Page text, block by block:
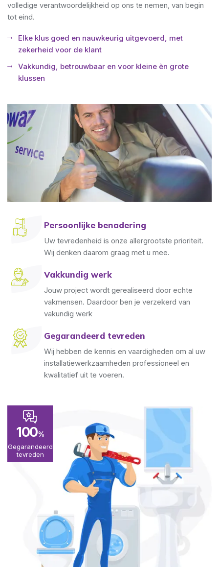
volledige verantwoordelijkheid op ons te nemen, van begin
tot eind.
Elke klus goed en nauwkeurig uitgevoerd, met
zekerheid voor de klant
Vakkundig, betrouwbaar en voor kleine èn grote
klussen
Persoonlijke benadering
Uw tevredenheid is onze allergrootste prioriteit.
Wij denken daarom graag met u mee.
Vakkundig werk
Jouw project wordt gerealiseerd door echte
vakmensen. Daardoor ben je verzekerd van
vakundig werk
Gegarandeerd tevreden
Wij hebben de kennis en vaardigheden om al uw
installatiewerkzaamheden professioneel en
kwalitatief uit te voeren.
100%
Gegarandeerd
tevreden